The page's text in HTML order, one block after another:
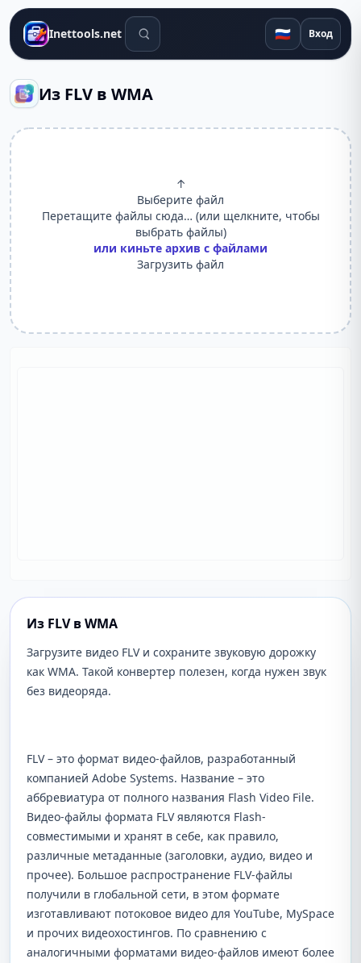
Inettools.net Поиск инструментов 🇷🇺 Вход
Из FLV в WMA
↑
Выберите файл
Перетащите файлы сюда… (или щелкните, чтобы
выбрать файлы)
или киньте архив с файлами
Загрузить файл
Из FLV в WMA
Загрузите видео FLV и сохраните звуковую дорожку
как WMA. Такой конвертер полезен, когда нужен звук
без видеоряда.
FLV – это формат видео-файлов, разработанный
компанией Adobe Systems. Название – это
аббревиатура от полного названия Flash Video File.
Видео-файлы формата FLV являются Flash-
совместимыми и хранят в себе, как правило,
различные метаданные (заголовки, аудио, видео и
прочее). Большое распространение FLV-файлы
получили в глобальной сети, в этом формате
изготавливают потоковое видео для YouTube, MySpace
и прочих видеохостингов. По сравнению с
аналогичными форматами видео-файлов имеют более